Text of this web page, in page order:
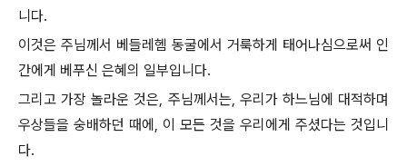
니다.
이것은 주님께서 베들레헴 동굴에서 거룩하게 태어나심으로써 인
간에게 베푸신 은혜의 일부입니다.
그리고 가장 놀라운 것은, 주님께서는, 우리가 하느님에 대적하며
우상들을 숭배하던 때에, 이 모든 것을 우리에게 주셨다는 것입니
다.